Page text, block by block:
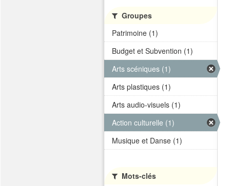
Groupes
Patrimoine (1)
Budget et Subvention (1)
Arts scéniques (1)
Arts plastiques (1)
Arts audio-visuels (1)
Action culturelle (1)
Musique et Danse (1)
Mots-clés